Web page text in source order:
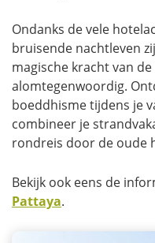
Ondanks de vele
bruisende nachtleven
magische kracht van
alomtegenwoordig.
boeddhisme tijdens je
combineer je
rondreis door de oude
Bekijk ook eens de
Pattaya.